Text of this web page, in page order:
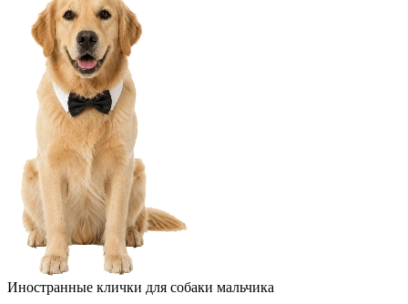
Иностранные клички для собаки мальчика